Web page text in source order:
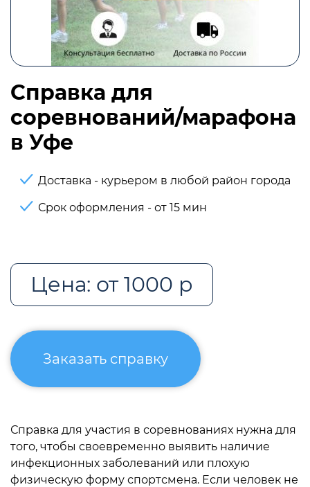
Справка для
соревнований/марафона
в Уфе
Доставка - курьером в любой район города
Срок оформления - от 15 мин
Цена: от 1000 р
Заказать справку
Справка для участия в соревнованиях нужна для
того, чтобы своевременно выявить наличие
инфекционных заболеваний или плохую
физическую форму спортсмена. Если человек не